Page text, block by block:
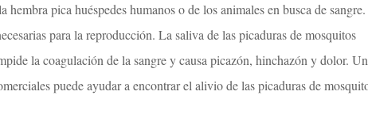
hembra pica huéspedes humanos o de los animales en busca de sangre.
para la reproducción. La saliva de las picaduras de mosquitos
la coagulación de la sangre y causa picazón, hinchazón y dolor.
puede ayudar a encontrar el alivio de las picaduras de